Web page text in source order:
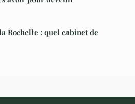
Rochelle : quel cabinet de